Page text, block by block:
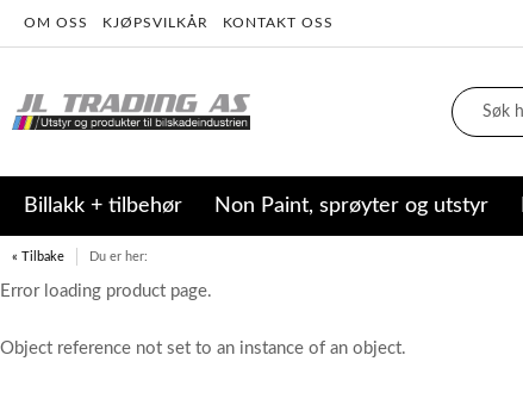
OM OSS KJØPSVILKÅR KONTAKT OSS
Billakk + tilbehør Non Paint, sprøyter og utstyr
« Tilbake Du er her:
Error loading product page.
Object reference not set to an instance of an object.